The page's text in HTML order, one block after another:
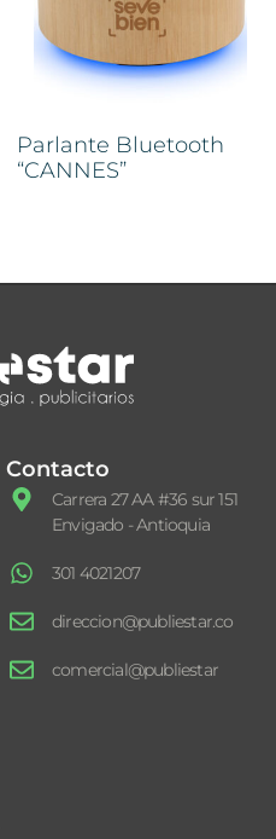
Parlante Bluetooth
“CANNES”
Contacto
Carrera 27 AA #36 sur 151
Envigado - Antioquia
301 4021207
direccion@publiestar.co
comercial@publiestar